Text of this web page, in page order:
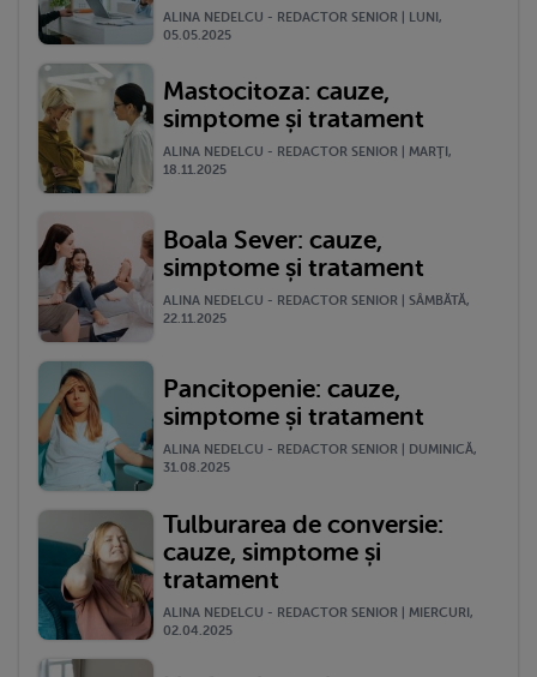
ALINA NEDELCU - REDACTOR SENIOR | LUNI,
05.05.2025
Mastocitoza: cauze,
simptome și tratament
ALINA NEDELCU - REDACTOR SENIOR | MARŢI,
18.11.2025
Boala Sever: cauze,
simptome și tratament
ALINA NEDELCU - REDACTOR SENIOR | SÂMBĂTĂ,
22.11.2025
Pancitopenie: cauze,
simptome și tratament
ALINA NEDELCU - REDACTOR SENIOR | DUMINICĂ,
31.08.2025
Tulburarea de conversie:
cauze, simptome și
tratament
ALINA NEDELCU - REDACTOR SENIOR | MIERCURI,
02.04.2025